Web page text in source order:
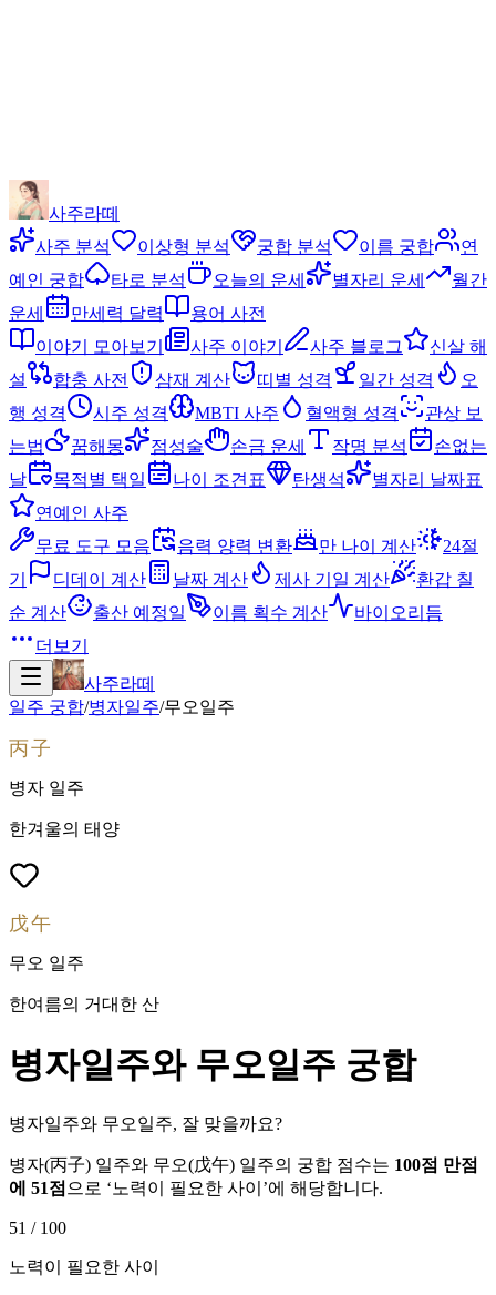
사주라떼
사주 분석
이상형 분석 궁합 분석 이름 궁합
연
예인 궁합
타로 분석 오늘의 운세 별자리 운세
월간
운세
만세력 달력
용어 사전
이야기 모아보기
사주 이야기 사주 블로그
신살 해
설
합충 사전 삼재 계산 띠별 성격 일간 성격
오
행 성격
시주 성격 MBTI 사주 혈액형 성격
관상 보
는법
꿈해몽 점성술 손금 운세 작명 분석
손없는
날
목적별 택일 나이 조견표 탄생석
별자리 날짜표
연예인 사주
무료 도구 모음
음력 양력 변환 만 나이 계산
24절
기
디데이 계산 날짜 계산 제사 기일 계산
환갑 칠
순 계산
출산 예정일 이름 획수 계산
바이오리듬
더보기
사주라떼
일주 궁합/병자일주/무오일주
丙子
병자 일주
한겨울의 태양
戊午
무오 일주
한여름의 거대한 산
병자일주와 무오일주 궁합
병자일주와 무오일주, 잘 맞을까요?
병자(丙子) 일주와 무오(戊午) 일주의 궁합 점수는 100점 만점
에 51점 으로 ‘노력이 필요한 사이 ’에 해당합니다.
51 / 100
노력이 필요한 사이